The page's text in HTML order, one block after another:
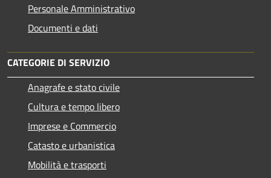
Personale Amministrativo
Documenti e dati
CATEGORIE DI SERVIZIO
Anagrafe e stato civile
Cultura e tempo libero
Imprese e Commercio
Catasto e urbanistica
Mobilità e trasporti